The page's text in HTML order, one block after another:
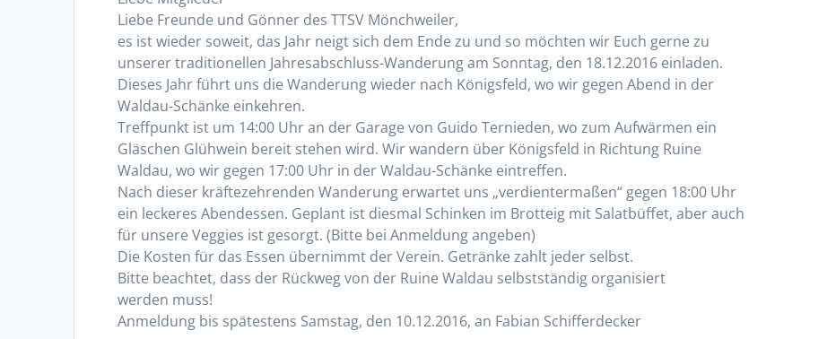
Liebe Freunde und Gönner des TTSV Mönchweiler,
es ist wieder soweit, das Jahr neigt sich dem Ende zu und so möchten wir Euch gerne zu
unserer traditionellen Jahresabschluss-Wanderung am Sonntag, den 18.12.2016 einladen.
Dieses Jahr führt uns die Wanderung wieder nach Königsfeld, wo wir gegen Abend in der
Waldau-Schänke einkehren.
Treffpunkt ist um 14:00 Uhr an der Garage von Guido Ternieden, wo zum Aufwärmen ein
Gläschen Glühwein bereit stehen wird. Wir wandern über Königsfeld in Richtung Ruine
Waldau, wo wir gegen 17:00 Uhr in der Waldau-Schänke eintreffen.
Nach dieser kräftezehrenden Wanderung erwartet uns „verdientermaßen“ gegen 18:00 Uhr
ein leckeres Abendessen. Geplant ist diesmal Schinken im Brotteig mit Salatbüffet, aber auch
für unsere Veggies ist gesorgt. (Bitte bei Anmeldung angeben)
Die Kosten für das Essen übernimmt der Verein. Getränke zahlt jeder selbst.
Bitte beachtet, dass der Rückweg von der Ruine Waldau selbstständig organisiert
werden muss!
Anmeldung bis spätestens Samstag, den 10.12.2016, an Fabian Schifferdecker